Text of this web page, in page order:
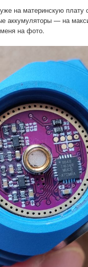
на материнскую
аккумуляторы — на
на фото.